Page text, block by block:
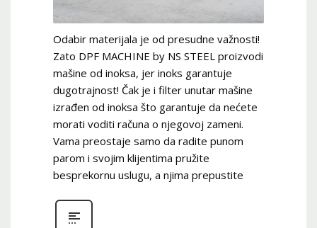
Odabir materijala je od presudne važnosti!
Zato DPF MACHINE by NS STEEL proizvodi
mašine od inoksa, jer inoks garantuje
dugotrajnost! Čak je i filter unutar mašine
izrađen od inoksa što garantuje da nećete
morati voditi računa o njegovoj zameni.
Vama preostaje samo da radite punom
parom i svojim klijentima pružite
besprekornu uslugu, a njima prepustite